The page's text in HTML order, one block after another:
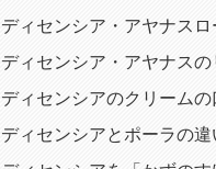
ディセンシア・アヤナス
ディセンシア・アヤナス
ディセンシアのクリームの
ディセンシアとポーラの違